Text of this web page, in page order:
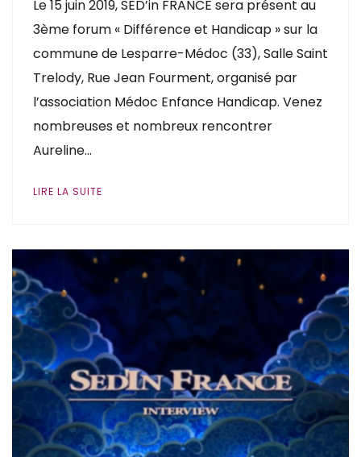
Le 15 juin 2019, SED’in FRANCE sera présent au
3ème forum « Différence et Handicap » sur la
commune de Lesparre-Médoc (33), Salle Saint
Trelody, Rue Jean Fourment, organisé par
l’association Médoc Enfance Handicap. Venez
nombreuses et nombreux rencontrer
Aureline…
LIRE LA SUITE